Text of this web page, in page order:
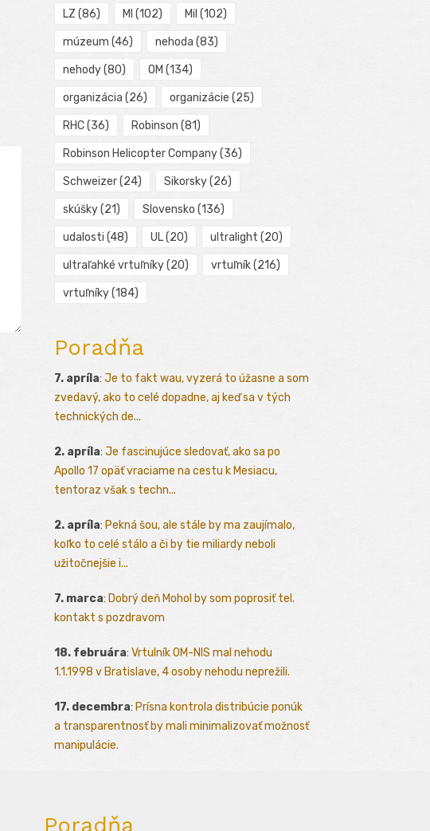
LZ (86) MI (102) Mil (102)
múzeum (46) nehoda (83)
nehody(80) OM (134)
organizácia (26) organizácie (25)
RHC(36) Robinson (81)
Robinson Helicopter Company(36)
Schweizer(24) Sikorsky(26)
skúšky(21) Slovensko (136)
udalosti (48) UL(20) ultralight (20)
ultraľahké vrtuľníky(20) vrtuľník(216)
vrtuľníky(184)
Poradňa
7. apríla: Je to fakt wau, vyzerá to úžasne a som
zvedavý, ako to celé dopadne, aj keď sa v tých
technických de...
2. apríla: Je fascinujúce sledovať, ako sa po
Apollo 17 opäť vraciame na cestu k Mesiacu,
tentoraz však s techn...
2. apríla: Pekná šou, ale stále by ma zaujímalo,
koľko to celé stálo a či by tie miliardy neboli
užitočnejšie i...
7. marca: Dobrý deň Mohol by som poprosiť tel.
kontakt s pozdravom
18. februára: Vrtulník OM-NIS mal nehodu
1.1.1998 v Bratislave, 4 osoby nehodu neprežili.
17. decembra: Prísna kontrola distribúcie ponúk
a transparentnosť by mali minimalizovať možnosť
manipulácie.
Poradňa